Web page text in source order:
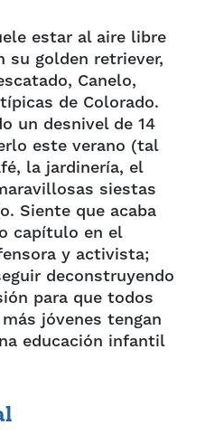
estar al aire libre
su golden retriever,
Canelo,
de Colorado.
un desnivel de 14
este verano (tal
la jardinería, el
siestas
Siente que acaba
capítulo en el
y activista;
deconstruyendo
para que todos
jóvenes tengan
educación infantil